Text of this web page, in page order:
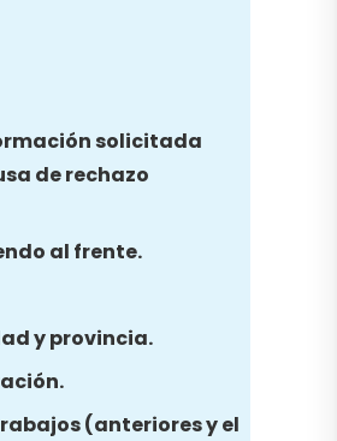
solicitada
de rechazo
al frente.
y provincia.
(anteriores y el